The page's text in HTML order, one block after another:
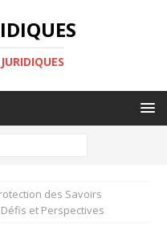
des Savoirs
et Perspectives